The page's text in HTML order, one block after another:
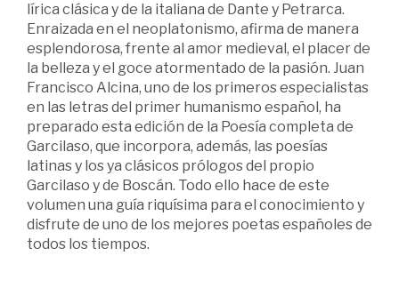
lírica clásica y de la italiana de Dante y Petrarca.
Enraizada en el neoplatonismo, afirma de manera
esplendorosa, frente al amor medieval, el placer de
la belleza y el goce atormentado de la pasión. Juan
Francisco Alcina, uno de los primeros especialistas
en las letras del primer humanismo español, ha
preparado esta edición de la Poesía completa de
Garcilaso, que incorpora, además, las poesías
latinas y los ya clásicos prólogos del propio
Garcilaso y de Boscán. Todo ello hace de este
volumen una guía riquísima para el conocimiento y
disfrute de uno de los mejores poetas españoles de
todos los tiempos.